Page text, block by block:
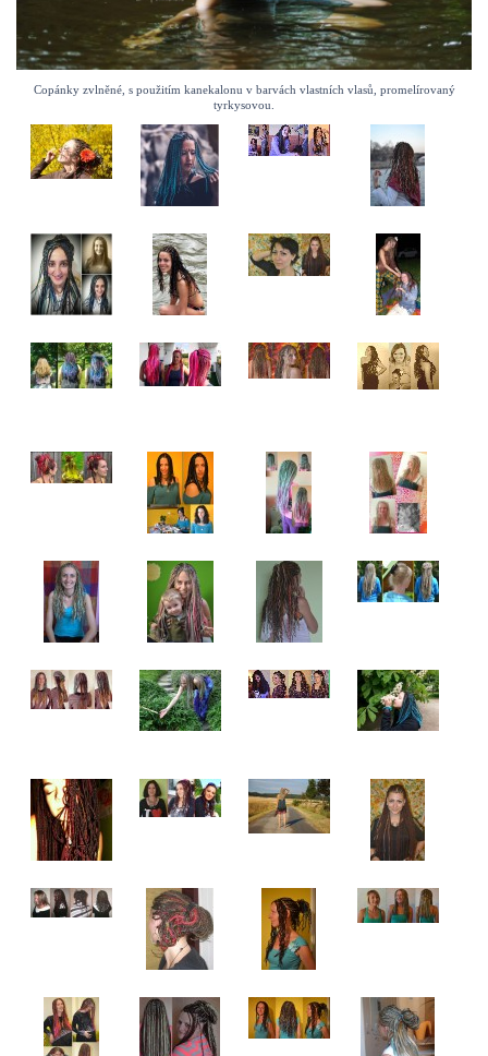
Copánky zvlněné, s použitím kanekalonu v barvách vlastních vlasů, promelírovaný
tyrkysovou.